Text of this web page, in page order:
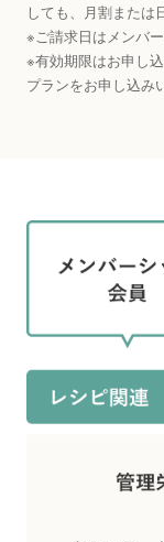
しても、月割または
※ご請求日はメンバ
※有効期限はお申し
プランをお申し込み